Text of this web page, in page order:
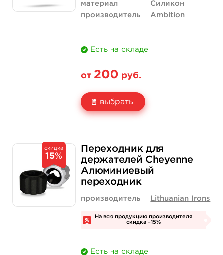
материал
Силикон
производитель
Ambition
Есть на складе
от 200 руб.
выбрать
Количество
200 руб.
купить
скидка
15%
Переходник для
держателей Cheyenne
Алюминиевый
переходник
производитель Lithuanian Irons
На всю продукцию производителя
скидка –15%
Есть на складе